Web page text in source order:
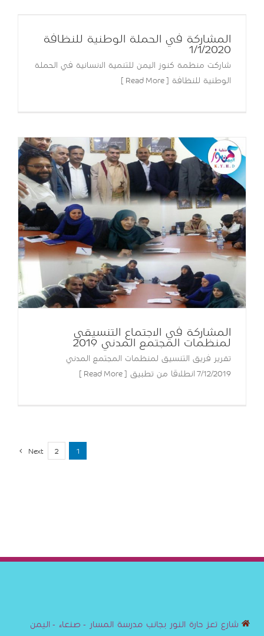
المشاركة في الحملة الوطنية للنظافة
1/1/2020
شاركت منظمة كنوز اليمن للتنمية الانسانية في الحملة
الوطنية للنظافة [ Read More ]
المشاركة في الاجتماع التنسيقي
لمنظمات المجتمع المدني 2019
تقرير فريق التنسيق لمنظمات المجتمع المدني
7/12/2019 انطلاقا من تطبيق [ Read More ]
1
2
Next
شارع تعز حارة النور بجانب مدرسة المسار - صنعاء - اليمن